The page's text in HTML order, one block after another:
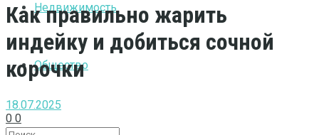
Недвижимость
Общество
Как правильно жарить
индейку и добиться сочной
корочки
18.07.2025
0 0